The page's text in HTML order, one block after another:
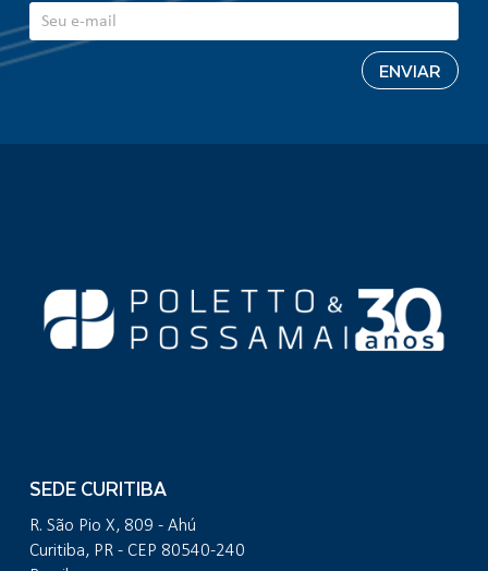
SEDE CURITIBA
R. São Pio X, 809 - Ahú
Curitiba, PR - CEP 80540-240